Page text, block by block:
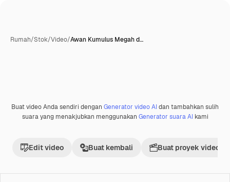
Rumah/Stok/Video/Awan Kumulus Megah d…
Premium
Buat video Anda sendiri dengan Generator video AIdan tambahkan sulih
suara yang menakjubkan menggunakan Generator suara AIkami
Edit video Buat kembali Buat proyek video